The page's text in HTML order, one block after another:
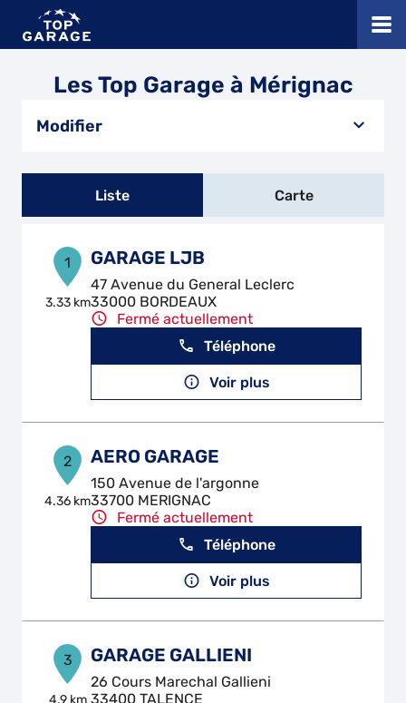
Les Top Garage à Mérignac
Modifier
Liste Carte
1
3.33 km
GARAGE LJB
47 Avenue du General Leclerc
33000 BORDEAUX
Fermé actuellement
Téléphone
Voir plus
2
4.36 km
AERO GARAGE
150 Avenue de l'argonne
33700 MERIGNAC
Fermé actuellement
Téléphone
Voir plus
3
4.9 km
GARAGE GALLIENI
26 Cours Marechal Gallieni
33400 TALENCE